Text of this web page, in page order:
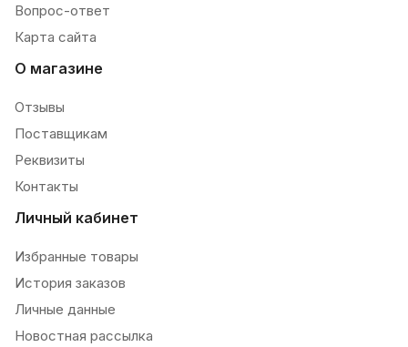
Вопрос-ответ
Карта сайта
О магазине
Отзывы
Поставщикам
Реквизиты
Контакты
Личный кабинет
Избранные товары
История заказов
Личные данные
Новостная рассылка